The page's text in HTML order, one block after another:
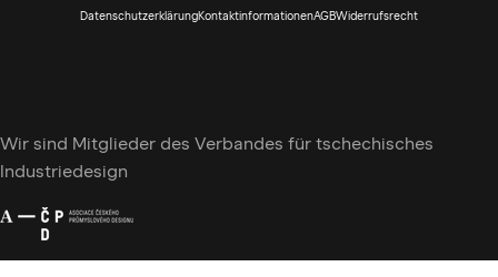
DatenschutzerklärungKontaktinformationenAGBWiderrufsrecht
Wir sind Mitglieder des Verbandes für tschechisches
Industriedesign